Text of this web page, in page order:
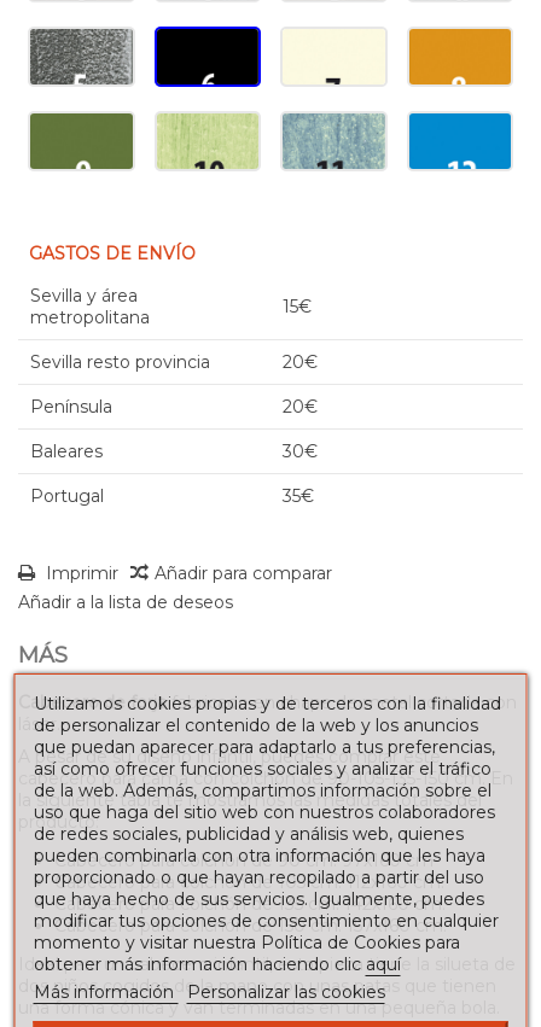
GASTOS DE ENVÍO
Sevilla y área
metropolitana
15€
Sevilla resto provincia 20€
Península 20€
Baleares 30€
Portugal 35€
Imprimir
Añadir para comparar
Añadir a la lista de deseos
MÁS
Cabecero de forjafabricado en chapa de metal cortada con
láser.
A pesar de su diseño infantil, puedes comprar este
cabecero para cama con colchón de 90-105-135-150 cm. En
la siguiente tabla te mostramos las medidas totales del
producto:
Cabecero para colchón de 90 cm: 97x160 cm
Cabecero para colchón de 105 cm: 112x160 cm.
Cabecero para colchón de 135 cm: 142x160 cm.
Cabecero para colchón de 150 cm: 157x160 cm.
Ideal para un cabecero infantil, esta pieza tiene la silueta de
dos niños cogidos de la mano con unas patas que tienen
una forma cónica y van terminadas en una pequeña bola.
Utilizamos cookies propias y de terceros con la finalidad
de personalizar el contenido de la web y los anuncios
que puedan aparecer para adaptarlo a tus preferencias,
así como ofrecer funciones sociales y analizar el tráfico
de la web. Además, compartimos información sobre el
uso que haga del sitio web con nuestros colaboradores
de redes sociales, publicidad y análisis web, quienes
pueden combinarla con otra información que les haya
proporcionado o que hayan recopilado a partir del uso
que haya hecho de sus servicios. Igualmente, puedes
modificar tus opciones de consentimiento en cualquier
momento y visitar nuestra Política de Cookies para
obtener más información haciendo clic aquí
Más información
Personalizar las cookies